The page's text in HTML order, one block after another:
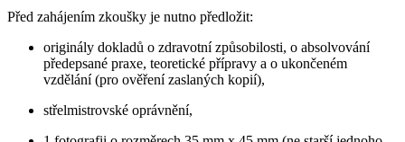
Před zahájením zkoušky je nutno předložit:
originály dokladů o zdravotní způsobilosti, o absolvování
předepsané praxe, teoretické přípravy a o ukončeném
vzdělání (pro ověření zaslaných kopií),
střelmistrovské oprávnění,